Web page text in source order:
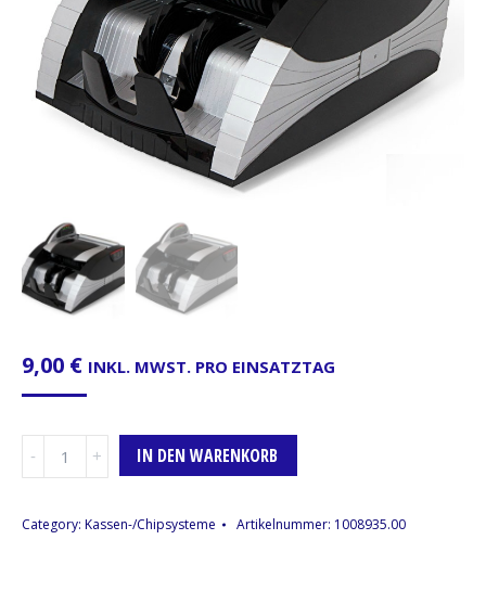
9,00 € INKL. MWST. PRO EINSATZTAG
GeldzählmaschineIN DEN WARENKORB
Category: Kassen-/Chipsysteme Artikelnummer: 1008935.00